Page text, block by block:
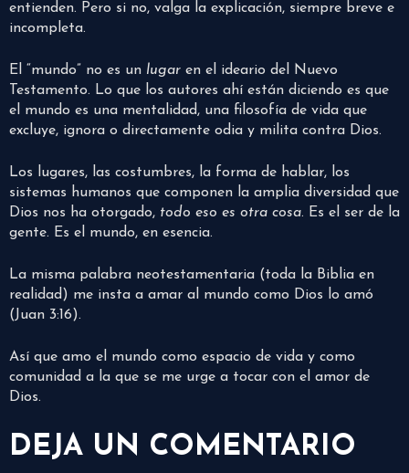
entienden. Pero si no, valga la explicación, siempre breve e
incompleta.
El “mundo” no es un lugar en el ideario del Nuevo
Testamento. Lo que los autores ahí están diciendo es que
el mundo es una mentalidad, una filosofía de vida que
excluye, ignora o directamente odia y milita contra Dios.
Los lugares, las costumbres, la forma de hablar, los
sistemas humanos que componen la amplia diversidad que
Dios nos ha otorgado, todo eso es otra cosa. Es el ser de la
gente. Es el mundo, en esencia.
La misma palabra neotestamentaria (toda la Biblia en
realidad) me insta a amar al mundo como Dios lo amó
(Juan 3:16).
Así que amo el mundo como espacio de vida y como
comunidad a la que se me urge a tocar con el amor de
Dios.
DEJA UN COMENTARIO